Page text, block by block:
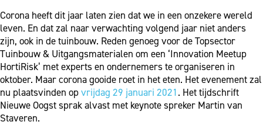
Corona heeft dit jaar laten zien dat we in een onzekere wereld
leven. En dat zal naar verwachting volgend jaar niet anders
zijn, ook in de tuinbouw. Reden genoeg voor de Topsector
Tuinbouw & Uitgangsmaterialen om een ‘Innovation Meetup
HortiRisk’ met experts en ondernemers te organiseren in
oktober. Maar corona gooide roet in het eten. Het evenement zal
nu plaatsvinden opvrijdag 29 januari 2021. Het tijdschrift
Nieuwe Oogst sprak alvast met keynote spreker Martin van
Staveren.